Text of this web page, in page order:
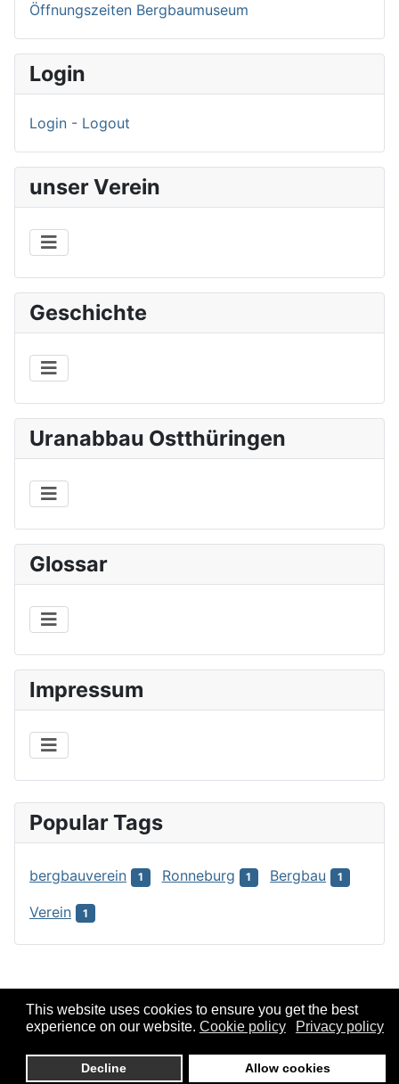
This website uses cookies to ensure you get the best
experience on our website. Cookie policy Privacy policy
Decline Allow cookies
Öffnungszeiten Bergbaumuseum
Login
Login - Logout
unser Verein
Geschichte
Uranabbau Ostthüringen
Glossar
Impressum
Popular Tags
bergbauverein 1 Ronneburg 1 Bergbau 1
Verein 1